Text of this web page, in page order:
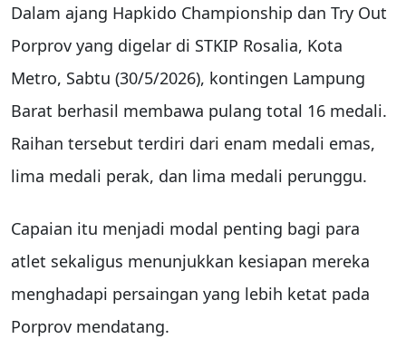
Dalam ajang Hapkido Championship dan Try Out
Porprov yang digelar di STKIP Rosalia, Kota
Metro, Sabtu (30/5/2026), kontingen Lampung
Barat berhasil membawa pulang total 16 medali.
Raihan tersebut terdiri dari enam medali emas,
lima medali perak, dan lima medali perunggu.
Capaian itu menjadi modal penting bagi para
atlet sekaligus menunjukkan kesiapan mereka
menghadapi persaingan yang lebih ketat pada
Porprov mendatang.